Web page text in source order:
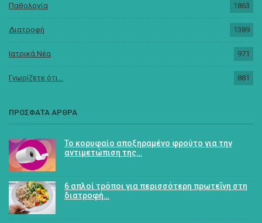
Παθολογία 1863
Διατροφή 1389
Ιατρικά Νέα 971
Γνωρίζετε ότι... 881
ΠΡΟΣΦΑΤΑ ΑΡΘΡΑ
Το κορυφαίο αποξηραμένο φρούτο για την
αντιμετώπιση της…
6 απλοί τρόποι για περισσότερη πρωτεΐνη στη
διατροφή…